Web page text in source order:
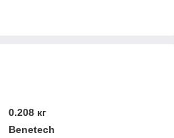
0.208 кг
Benetech